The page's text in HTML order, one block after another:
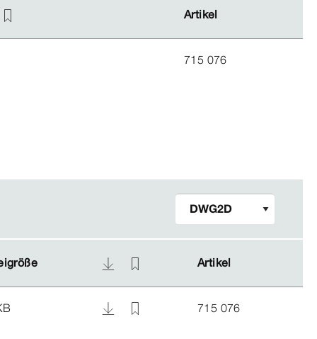
Artikel
Artikel
715 076
Artikel
Artikel
715 076